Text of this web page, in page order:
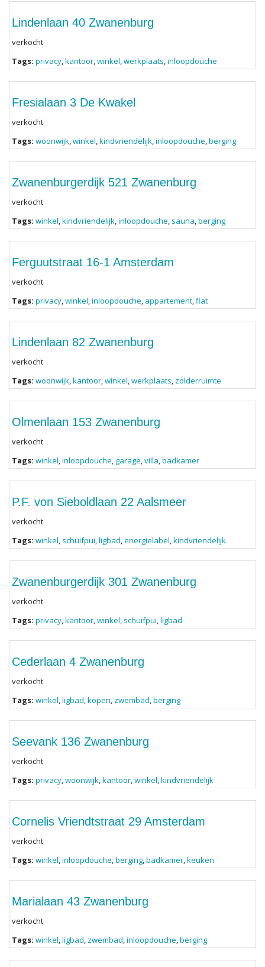
Lindenlaan 40 Zwanenburg
verkocht
Tags: privacy,kantoor,winkel,werkplaats,inloopdouche
Fresialaan 3 De Kwakel
verkocht
Tags: woonwijk,winkel,kindvriendelijk,inloopdouche,berging
Zwanenburgerdijk 521 Zwanenburg
verkocht
Tags: winkel,kindvriendelijk,inloopdouche, sauna,berging
Ferguutstraat 16-1 Amsterdam
verkocht
Tags: privacy,winkel,inloopdouche, appartement,flat
Lindenlaan 82 Zwanenburg
verkocht
Tags: woonwijk,kantoor,winkel,werkplaats, zolderruimte
Olmenlaan 153 Zwanenburg
verkocht
Tags: winkel,inloopdouche, garage,villa,badkamer
P.F. von Sieboldlaan 22 Aalsmeer
verkocht
Tags: winkel, schuifpui,ligbad,energielabel,kindvriendelijk
Zwanenburgerdijk 301 Zwanenburg
verkocht
Tags: privacy,kantoor,winkel, schuifpui,ligbad
Cederlaan 4 Zwanenburg
verkocht
Tags: winkel,ligbad,kopen, zwembad,berging
Seevank 136 Zwanenburg
verkocht
Tags: privacy,woonwijk,kantoor,winkel,kindvriendelijk
Cornelis Vriendtstraat 29 Amsterdam
verkocht
Tags: winkel,inloopdouche,berging,badkamer,keuken
Marialaan 43 Zwanenburg
verkocht
Tags: winkel,ligbad, zwembad,inloopdouche,berging